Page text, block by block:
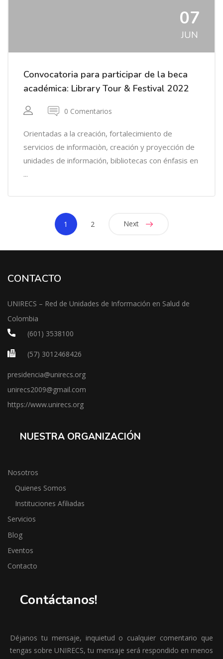
07
JUN
Convocatoria para participar de la beca
académica: Library Tour & Festival 2022
0 Comentarios
Orientadas a la creación, fortalecimiento de
servicios de informaciòn, creación y proyección de
unidades de información, bibliotecas con énfasis en
...
1 2 Next
CONTACTO
UNIRECS – Red de Unidades de Información en Salud de
Colombia
(601) 3538100
(57) 3012468426
presidencia@unirecs.org
unirecs2009@gmail.com
https://www.unirecs.org
NUESTRA ORGANIZACIÓN
Nosotros
Quienes Somos
Instituciones Afiliadas
Servicios
Blog
Eventos
Contacto
Contáctanos!
Déjanos tu mensaje, inquietud o cualquier comentario que
tengas sobre UNIRECS, tu mensaje será respondido en menos